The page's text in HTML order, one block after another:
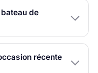
de
récente